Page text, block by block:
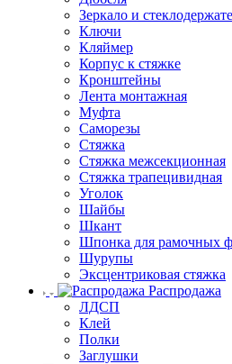
Зеркало и
Ключи
Кляймер
Корпус к стяжке
Кронштейны
Лента монтажная
Муфта
Саморезы
Стяжка
Стяжка межсекционная
Стяжка трапецивидная
Уголок
Шайбы
Шкант
Шпонка для рамочных
Шурупы
Эксцентриковая стяжка
Распродажа
ЛДСП
Клей
Полки
Заглушки